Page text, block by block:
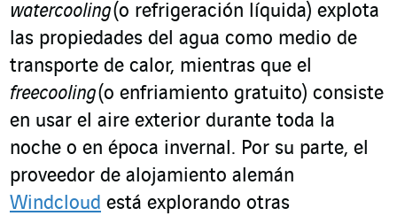
watercooling(o refrigeración líquida) explota
las propiedades del agua como medio de
transporte de calor, mientras que el
freecooling(o enfriamiento gratuito) consiste
en usar el aire exterior durante toda la
noche o en época invernal. Por su parte, el
proveedor de alojamiento alemán
Windcloud está explorando otras